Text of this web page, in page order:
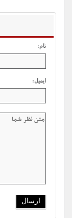
نام:
ایمیل: